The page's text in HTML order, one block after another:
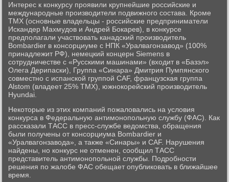
Интерес к конкурсу проявили крупнейшие российские и
международные производители подвижного состава. Кроме
ТМХ (основные владельцы - российские предприниматели
Искандер Махмудов и Андрей Бокарев), в конкурсе
предполагали участвовать канадский производитель
Bombardier в консорциуме с НПК «Уралвагонзавод» (100%
принадлежит РФ), немецкий концерн Siemens в
сотрудничестве с «Русскими машинами» (входит в «Базэл»
Олега Дерипаски), Группа «Синара» Дмитрия Пумпянского
совместно с испанской группой CAF, французская группа
Alstom (владеет 25% ТМХ), южнокорейский производитель
Hyundai.
Некоторые из этих компаний пожаловались на условия
конкурса в Федеральную антимонопольную службу (ФАС). Как
рассказали ТАСС в пресс-службе ведомства, обращения
были получены от консорциума Bombardier и
«Уралвагонзавода», а также «Синары» и CAF. Нарушения
найдены, но конкурс не отменен, сообщил ТАСС
представитель антимонопольной службы. Подробности
решения по жалобе ФАС обещает опубликовать в ближайшее
время.